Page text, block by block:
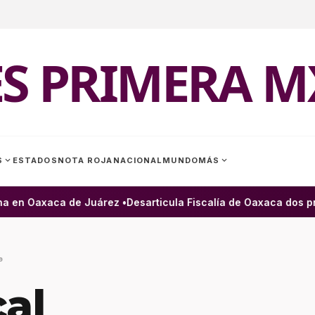
PRIMERA
expand_more ESTADOS NOTA ROJA NACIONAL MUNDOMÁS expand_more
Oaxaca de Juárez •Desarticula Fiscalía de Oaxaca dos